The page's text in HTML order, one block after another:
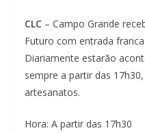
CLC – Campo Grande
Futuro com entrada
Diariamente estarão
sempre a partir das
artesanatos.
Hora: A partir das 17h30